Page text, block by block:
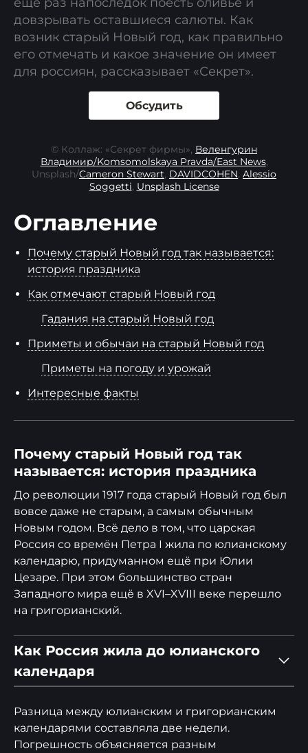
довзрывать оставшиеся салюты. Как
возник старый Новый год, как правильно
его отмечать и какое значение он имеет
для россиян, рассказывает «Секрет».
Обсудить
© Коллаж: «Секрет фирмы», Веленгурин
Владимир/Komsomolskaya Pravda/East News,
Unsplash/Cameron Stewart, DAVIDCOHEN, Alessio
Soggetti, Unsplash License
Оглавление
Почему старый Новый год так называется:
история праздника
Как отмечают старый Новый год
Гадания на старый Новый год
Приметы и обычаи на старый Новый год
Приметы на погоду и урожай
Интересные факты
Почему старый Новый год так
называется: история праздника
До революции 1917 года старый Новый год был
вовсе даже не старым, а самым обычным
Новым годом. Всё дело в том, что царская
Россия со времён Петра I жила по юлианскому
календарю, придуманном ещё при Юлии
Цезаре. При этом большинство стран
Западного мира ещё в XVI–XVIII веке перешло
на григорианский.
Как Россия жила до юлианского
календаря
Разница между юлианским и григорианским
календарями составляла две недели.
Погрешность объясняется разным